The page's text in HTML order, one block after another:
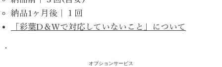
納品1ヶ月後｜１回
「彩葉D＆Wで対応していないこと」について
オプションサービス